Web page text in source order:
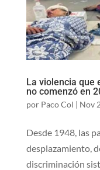
La violencia que
no comenzó en
por Paco Col | Nov
Desde 1948, las
desplazamiento,
discriminación